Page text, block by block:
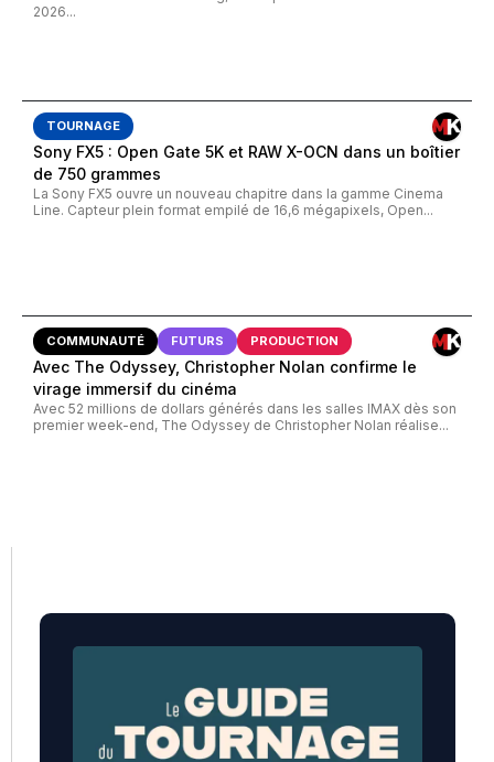
2026...
TOURNAGE
Sony FX5 : Open Gate 5K et RAW X-OCN dans un boîtier
de 750 grammes
La Sony FX5 ouvre un nouveau chapitre dans la gamme Cinema
Line. Capteur plein format empilé de 16,6 mégapixels, Open...
COMMUNAUTÉ FUTURS PRODUCTION
Avec The Odyssey, Christopher Nolan confirme le
virage immersif du cinéma
Avec 52 millions de dollars générés dans les salles IMAX dès son
premier week-end, The Odyssey de Christopher Nolan réalise...